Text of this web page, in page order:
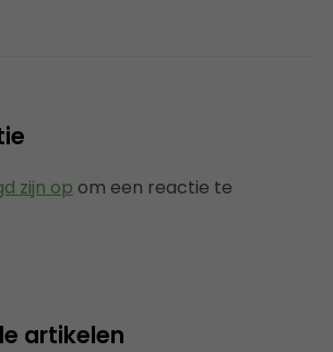
zijn op om een reactie te
artikelen